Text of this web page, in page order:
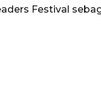
Festival